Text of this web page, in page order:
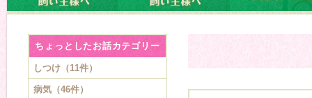
ちょっとしたお話カテゴリー
しつけ（11件）
病気（46件）